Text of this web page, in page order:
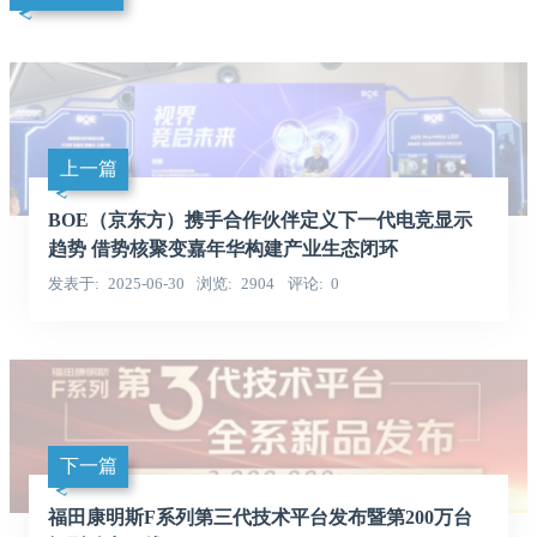
上一篇
BOE（京东方）携手合作伙伴定义下一代电竞显示
趋势 借势核聚变嘉年华构建产业生态闭环
发表于 2025-06-30 浏览 2904 评论 0
下一篇
福田康明斯F系列第三代技术平台发布暨第200万台